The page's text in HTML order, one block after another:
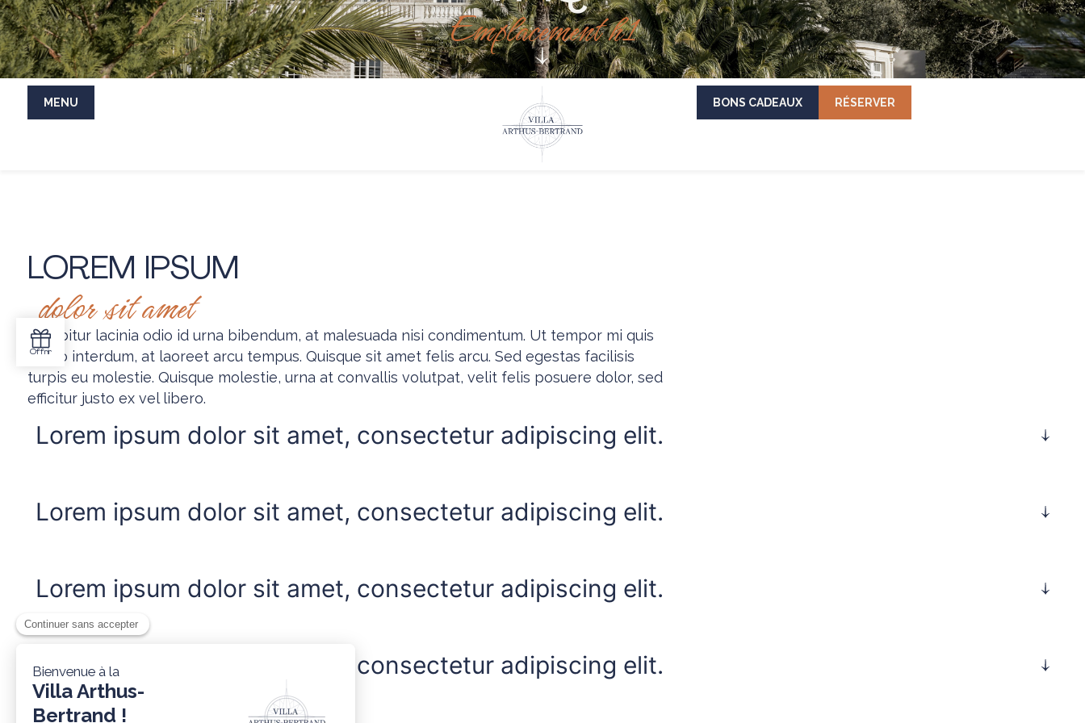
Emplacement h1
MENU BONS CADEAUX RÉSERVER
LOREM IPSUM
dolor sit amet
Curabitur lacinia odio id urna bibendum, at malesuada nisi condimentum. Ut tempor mi quis
libero interdum, at laoreet arcu tempus. Quisque sit amet felis arcu. Sed egestas facilisis
turpis eu molestie. Quisque molestie, urna at convallis volutpat, velit felis posuere dolor, sed
efficitur justo ex vel libero.
Lorem ipsum dolor sit amet, consectetur adipiscing elit.
Lorem ipsum dolor sit amet, consectetur adipiscing elit.
Lorem ipsum dolor sit amet, consectetur adipiscing elit.
Lorem ipsum dolor sit amet, consectetur adipiscing elit.